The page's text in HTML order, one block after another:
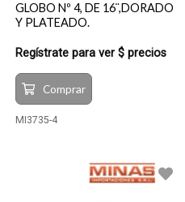
GLOBO Nº 4, DE 16¨,DORADO
Y PLATEADO.
Regístrate para ver $ precios
Comprar
MI3735-4